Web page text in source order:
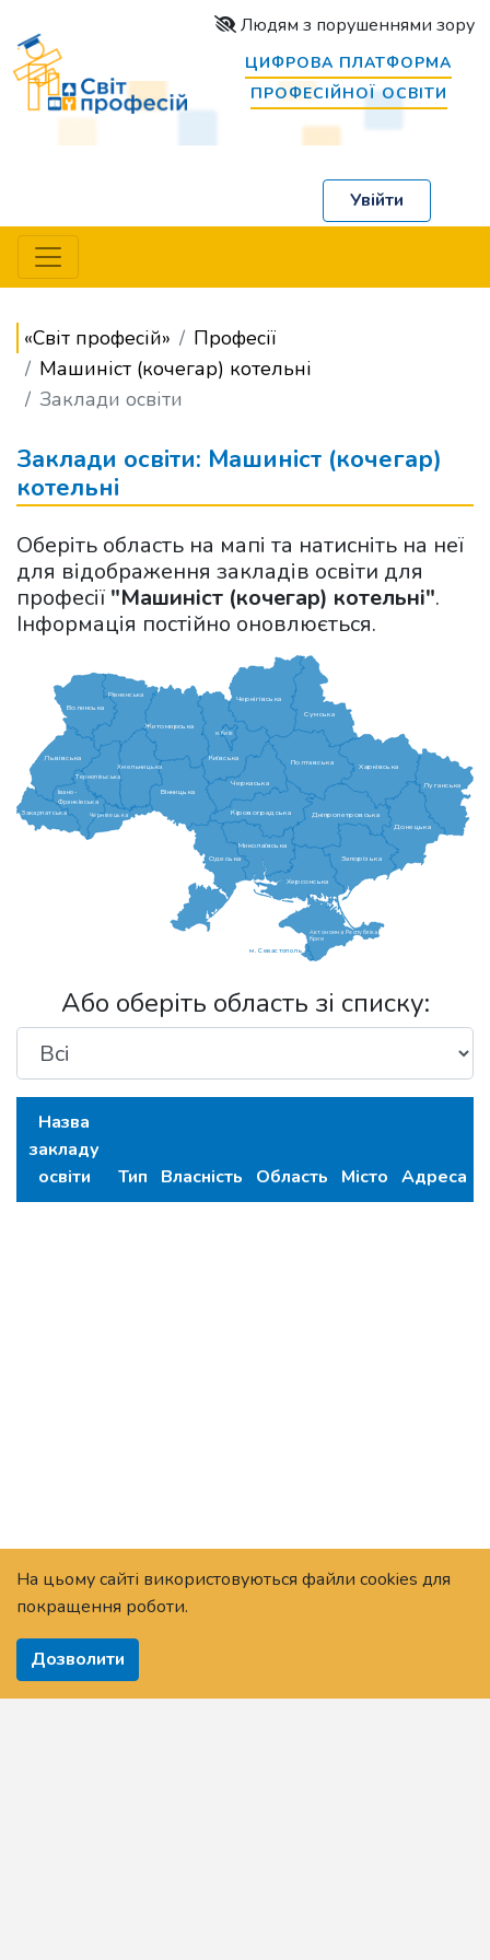
Людям з порушеннями зору
ЦИФРОВА ПЛАТФОРМА
ПРОФЕСІЙНОЇ ОСВІТИ
Увійти
«Світ професій»
Професії
Машиніст (кочегар) котельні
Заклади освіти
Заклади освіти: Машиніст (кочегар)
котельні
Оберіть область на мапі та натисніть на неї
для відображення закладів освіти для
професії "Машиніст (кочегар) котельні".
Інформація постійно оновлюється.
Вінницька
Волинська
Дніпропетровська
Донецька
Житомирська
Закарпатська
Запорізька
Івано-
Франківська
Київська
Кіровоградська
Луганська
Львівська
м.Київ
Миколаївська
Одеська
Полтавська
Рівненська
Сумська
Тернопільська
Харківська
Херсонська
Хмельницька
Черкаська
Чернівецька
Чернігівська
Автономна Республіка
Крим
м. Севастополь
Або оберіть область зі списку:
Назва
закладу
освіти
Тип Власність Область Місто Адреса
На цьому сайті використовуються файли cookies для
покращення роботи.
Дозволити